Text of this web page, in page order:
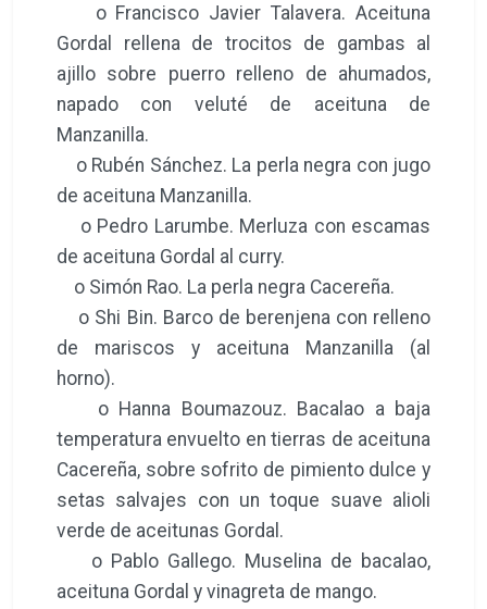
o Francisco Javier Talavera. Aceituna
Gordal rellena de trocitos de gambas al
ajillo sobre puerro relleno de ahumados,
napado con veluté de aceituna de
Manzanilla.
o Rubén Sánchez. La perla negra con jugo
de aceituna Manzanilla.
o Pedro Larumbe. Merluza con escamas
de aceituna Gordal al curry.
o Simón Rao. La perla negra Cacereña.
o Shi Bin. Barco de berenjena con relleno
de mariscos y aceituna Manzanilla (al
horno).
o Hanna Boumazouz. Bacalao a baja
temperatura envuelto en tierras de aceituna
Cacereña, sobre sofrito de pimiento dulce y
setas salvajes con un toque suave alioli
verde de aceitunas Gordal.
o Pablo Gallego. Muselina de bacalao,
aceituna Gordal y vinagreta de mango.